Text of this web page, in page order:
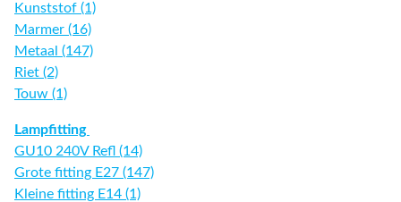
Kunststof (1)
Marmer (16)
Metaal (147)
Riet (2)
Touw (1)
Lampfitting
GU10 240V Refl (14)
Grote fitting E27 (147)
Kleine fitting E14 (1)